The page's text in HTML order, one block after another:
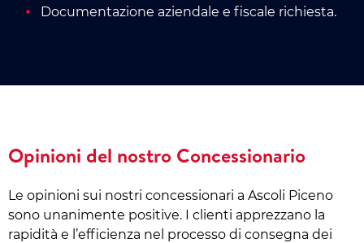
Documentazione aziendale e fiscale richiesta.
Opinioni del nostro Concessionario
Le opinioni sui nostri concessionari a Ascoli Piceno
sono unanimente positive. I clienti apprezzano la
rapidità e l’efficienza nel processo di consegna dei